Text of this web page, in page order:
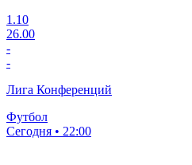
1.10
26.00
-
-
Лига Конференций
Футбол
Сегодня • 22:00